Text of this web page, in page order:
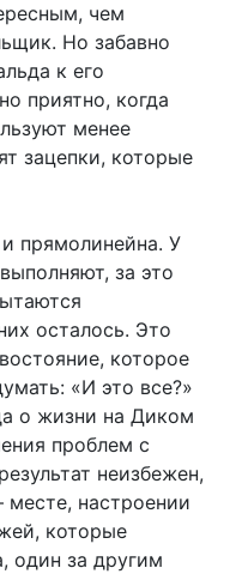
чем
Но забавно
к его
приятно, когда
менее
зацепки, которые
прямолинейна. У
за это
осталось. Это
которое
«И это все?»
о жизни на Диком
проблем с
неизбежен,
настроении
которые
один за другим